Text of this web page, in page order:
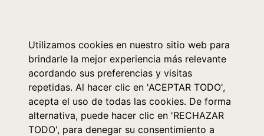
Utilizamos cookies en nuestro sitio web para
brindarle la mejor experiencia más relevante
acordando sus preferencias y visitas
repetidas. Al hacer clic en 'ACEPTAR TODO',
acepta el uso de todas las cookies. De forma
alternativa, puede hacer clic en 'RECHAZAR
TODO', para denegar su consentimiento a